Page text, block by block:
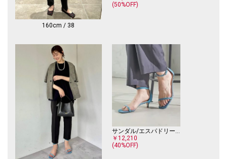
160cm / 38
(50%OFF)
サンダル/エスパドリーユ
￥12,210
(40%OFF)